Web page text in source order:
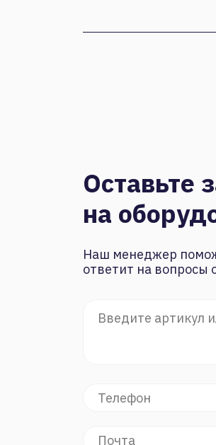
Оставьте
на
Наш менеджер
ответит на вопросы